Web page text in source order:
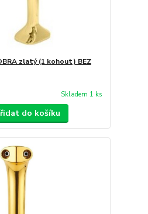
zlatý (1 kohout) BEZ
Skladem 1 ks
do košíku